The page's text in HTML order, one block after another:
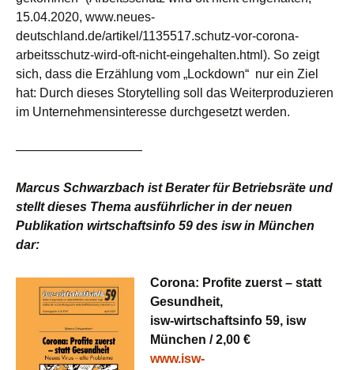
15.04.2020, www.neues-
deutschland.de/artikel/1135517.schutz-vor-corona-
arbeitsschutz-wird-oft-nicht-eingehalten.html). So zeigt
sich, dass die Erzählung vom „Lockdown“ nur ein Ziel
hat: Durch dieses Storytelling soll das Weiterproduzieren
im Unternehmensinteresse durchgesetzt werden.
——————————
Marcus Schwarzbach ist Berater für Betriebsräte und
stellt dieses Thema ausführlicher in der neuen
Publikation wirtschaftsinfo 59 des isw in München
dar:
Corona: Profite zuerst – statt
Gesundheit,
isw-wirtschaftsinfo 59, isw
München / 2,00 €
www.isw-